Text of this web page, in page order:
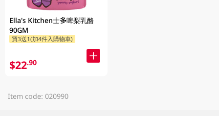
Ella's Kitchen士多啤梨乳酪
90GM
買3送1(加4件入購物車)
$22.90
Item code: 020990